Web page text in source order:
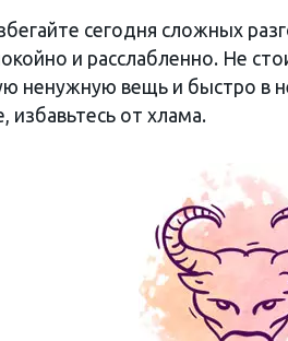
сегодня сложных
и расслабленно. Не
ненужную вещь и быстро в
избавьтесь от хлама.